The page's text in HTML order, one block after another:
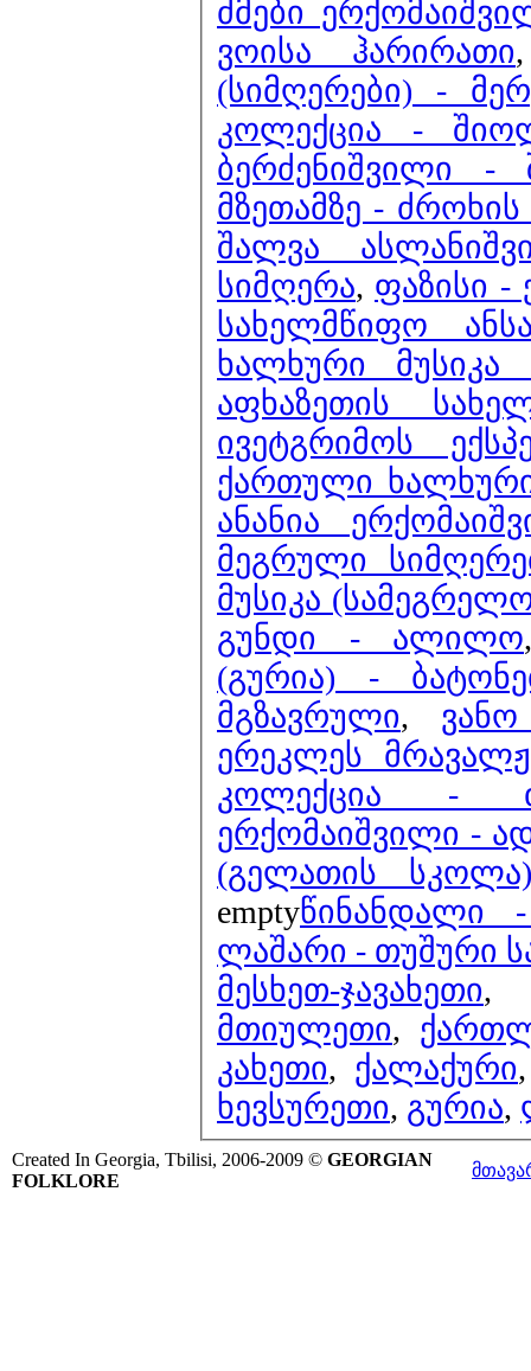
ძმები
ვოისა ჰარირათი
(სიმღერები) -
კოლექცია -
ბერძენიშვილი -
მზეთამზე -
შალვა
სიმღერა, ფაზისი
სახელმწიფო
ხალხური
აფხაზეთის
ივეტგრიმოს
ქართული
ანანია
მეგრული
მუსიკა
გუნდი - ალილო
(გურია) -
მგზავრული,
ერეკლეს
კოლექცია -
ერქომაიშვილი -
(გელათის
emptyწინანდალი
ლაშარი - თუშური
მესხეთ-ჯავახეთი
მთიულეთი,
კახეთი, ქალაქური
ხევსურეთი, გურია,
Created In Georgia, Tbilisi, 2006-2009 © GEORGIAN
FOLKLORE